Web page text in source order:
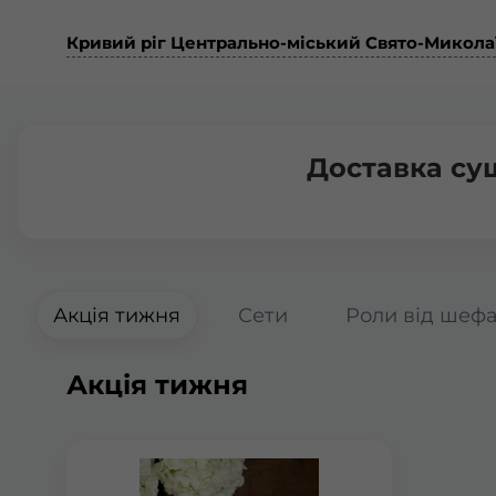
Кривий ріг Центрально-міський Свято-
Доставка
Акція тижня Сети Роли від шефа
Акція тижня